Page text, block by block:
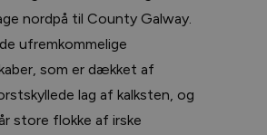
nordpå til County Galway.
ufremkommelige
som er dækket af
lag af kalksten, og
store flokke af irske